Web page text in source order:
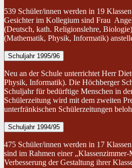
539 Schüler/innen werden in 19
Gesichter im Kollegium sind Frau
(Deutsch, kath. Religionslehre,
(Mathematik, Physik, Informatik)
Schuljahr 1995/96
Neu an der Schule unterrichtet Herr
Physik, Informatik). Die Höchberger
Schuljahr für bedürftige Menschen in
Schülerzeitung wird mit dem zweiten
unterfränkischen Schülerzeitungen
Schuljahr 1994/95
475 Schüler/innen werden in 17
sind im Rahmen einer
Verbesserung der Gestaltung ihrer